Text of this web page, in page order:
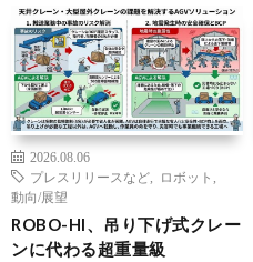
2026.08.06
プレスリリースなど
ロボット
動向/展望
ROBO-HI、吊り下げ式クレー
ンに代わる超重量級